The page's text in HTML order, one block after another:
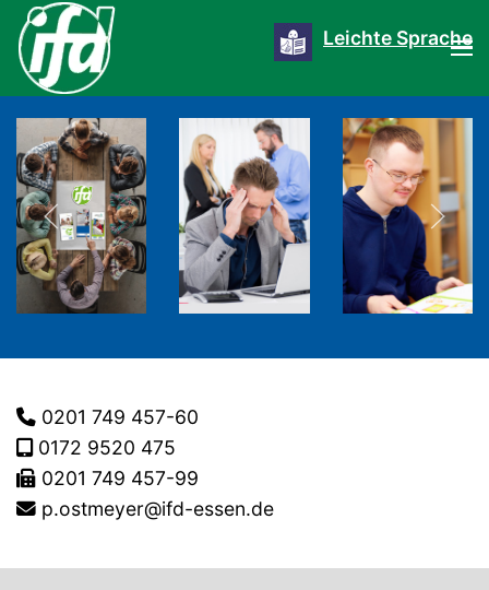
Leichte Sprache
0201 749 457-60
0172 9520 475
0201 749 457-99
p.ostmeyer@ifd-essen.de